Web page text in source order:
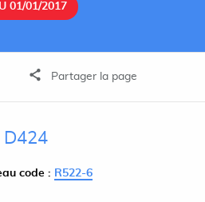
01/01/2017
Partager la page
D424
code : R522-6